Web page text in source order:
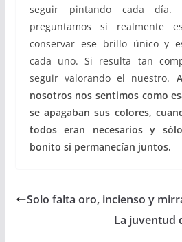
seguir pintando cada día.
preguntamos si realmente
conservar ese brillo único y
cada uno. Si resulta tan
seguir valorando el nuestro.
nosotros nos sentimos como
se apagaban sus colores,
todos eran necesarios y
bonito si permanecían juntos.
Solo falta oro, incienso y
La juventud